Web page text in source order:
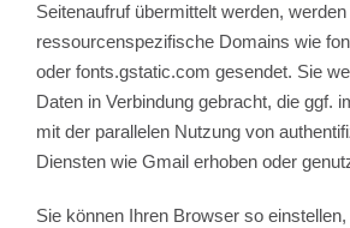
Seitenaufruf übermittelt werden, werden
ressourcenspezifische Domains wie
oder fonts.gstatic.com gesendet. Sie
Daten in Verbindung gebracht, die ggf.
mit der parallelen Nutzung von
Diensten wie Gmail erhoben oder
Sie können Ihren Browser so